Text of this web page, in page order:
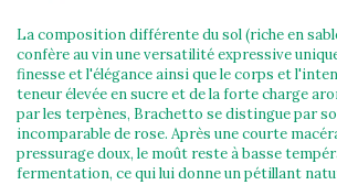
La composition différente du sol (riche en
confère au vin une versatilité expressive
finesse et l'élégance ainsi que le corps et
teneur élevée en sucre et de la forte charge
par les terpènes, Brachetto se distingue par
incomparable de rose. Après une courte
pressurage doux, le moût reste à basse
fermentation, ce qui lui donne un pétillant